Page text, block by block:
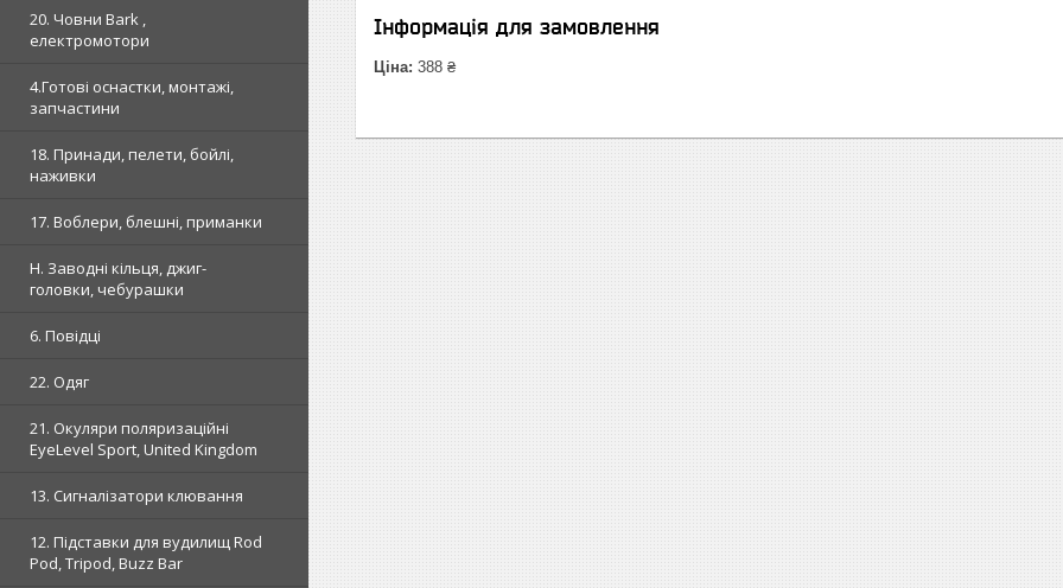
20. Човни Bark ,
електромотори
4.Готові оснастки, монтажі,
запчастини
18. Принади, пелети, бойлі,
наживки
17. Воблери, блешні, приманки
H. Заводні кільця, джиг-
головки, чебурашки
6. Повідці
22. Одяг
21. Окуляри поляризаційні
EyeLevel Sport, United Kingdom
13. Сигналізатори клювання
12. Підставки для вудилищ Rod
Pod, Tripod, Buzz Bar
Інформація для замовлення
Ціна: 388 ₴